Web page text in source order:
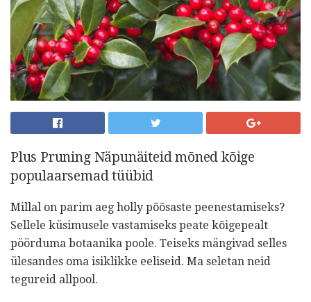
Plus Pruning Näpunäiteid mõned kõige
populaarsemad tüübid
Millal on parim aeg holly põõsaste peenestamiseks?
Sellele küsimusele vastamiseks peate kõigepealt
pöörduma botaanika poole. Teiseks mängivad selles
ülesandes oma isiklikke eeliseid. Ma seletan neid
tegureid allpool.